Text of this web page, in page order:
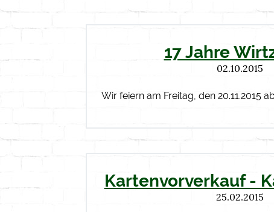
17 Jahre
02.10.2015
Wir feiern am Freitag, den 20.11.2015
Kartenvorverkauf -
25.02.2015